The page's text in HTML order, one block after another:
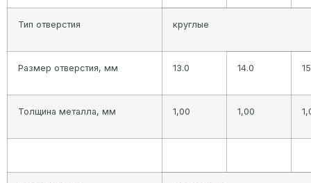
Тип отверстия круглые
Размер отверстия, мм 13.0 14.0
Толщина металла, мм 1,00 1,00